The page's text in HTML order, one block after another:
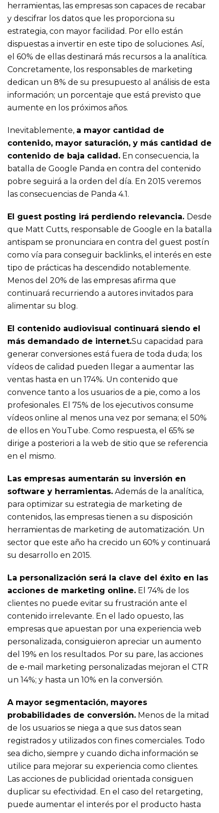
herramientas, las empresas son capaces de recabar
y descifrar los datos que les proporciona su
estrategia, con mayor facilidad. Por ello están
dispuestas a invertir en este tipo de soluciones. Así,
el 60% de ellas destinará más recursos a la analítica.
Concretamente, los responsables de marketing
dedican un 8% de su presupuesto al análisis de esta
información; un porcentaje que está previsto que
aumente en los próximos años.
Inevitablemente, a mayor cantidad de
contenido, mayor saturación, y más cantidad de
contenido de baja calidad. En consecuencia, la
batalla de Google Panda en contra del contenido
pobre seguirá a la orden del día. En 2015 veremos
las consecuencias de Panda 4.1.
El guest posting irá perdiendo relevancia. Desde
que Matt Cutts, responsable de Google en la batalla
antispam se pronunciara en contra del guest postín
como vía para conseguir backlinks, el interés en este
tipo de prácticas ha descendido notablemente.
Menos del 20% de las empresas afirma que
continuará recurriendo a autores invitados para
alimentar su blog.
El contenido audiovisual continuará siendo el
más demandado de internet.Su capacidad para
generar conversiones está fuera de toda duda; los
vídeos de calidad pueden llegar a aumentar las
ventas hasta en un 174%. Un contenido que
convence tanto a los usuarios de a pie, como a los
profesionales. El 75% de los ejecutivos consume
vídeos online al menos una vez por semana; el 50%
de ellos en YouTube. Como respuesta, el 65% se
dirige a posteriori a la web de sitio que se referencia
en el mismo.
Las empresas aumentarán su inversión en
software y herramientas. Además de la analítica,
para optimizar su estrategia de marketing de
contenidos, las empresas tienen a su disposición
herramientas de marketing de automatización. Un
sector que este año ha crecido un 60% y continuará
su desarrollo en 2015.
La personalización será la clave del éxito en las
acciones de marketing online. El 74% de los
clientes no puede evitar su frustración ante el
contenido irrelevante. En el lado opuesto, las
empresas que apuestan por una experiencia web
personalizada, consiguieron apreciar un aumento
del 19% en los resultados. Por su pare, las acciones
de e-mail marketing personalizadas mejoran el CTR
un 14%; y hasta un 10% en la conversión.
A mayor segmentación, mayores
probabilidades de conversión. Menos de la mitad
de los usuarios se niega a que sus datos sean
registrados y utilizados con fines comerciales. Todo
sea dicho, siempre y cuando dicha información se
utilice para mejorar su experiencia como clientes.
Las acciones de publicidad orientada consiguen
duplicar su efectividad. En el caso del retargeting,
puede aumentar el interés por el producto hasta